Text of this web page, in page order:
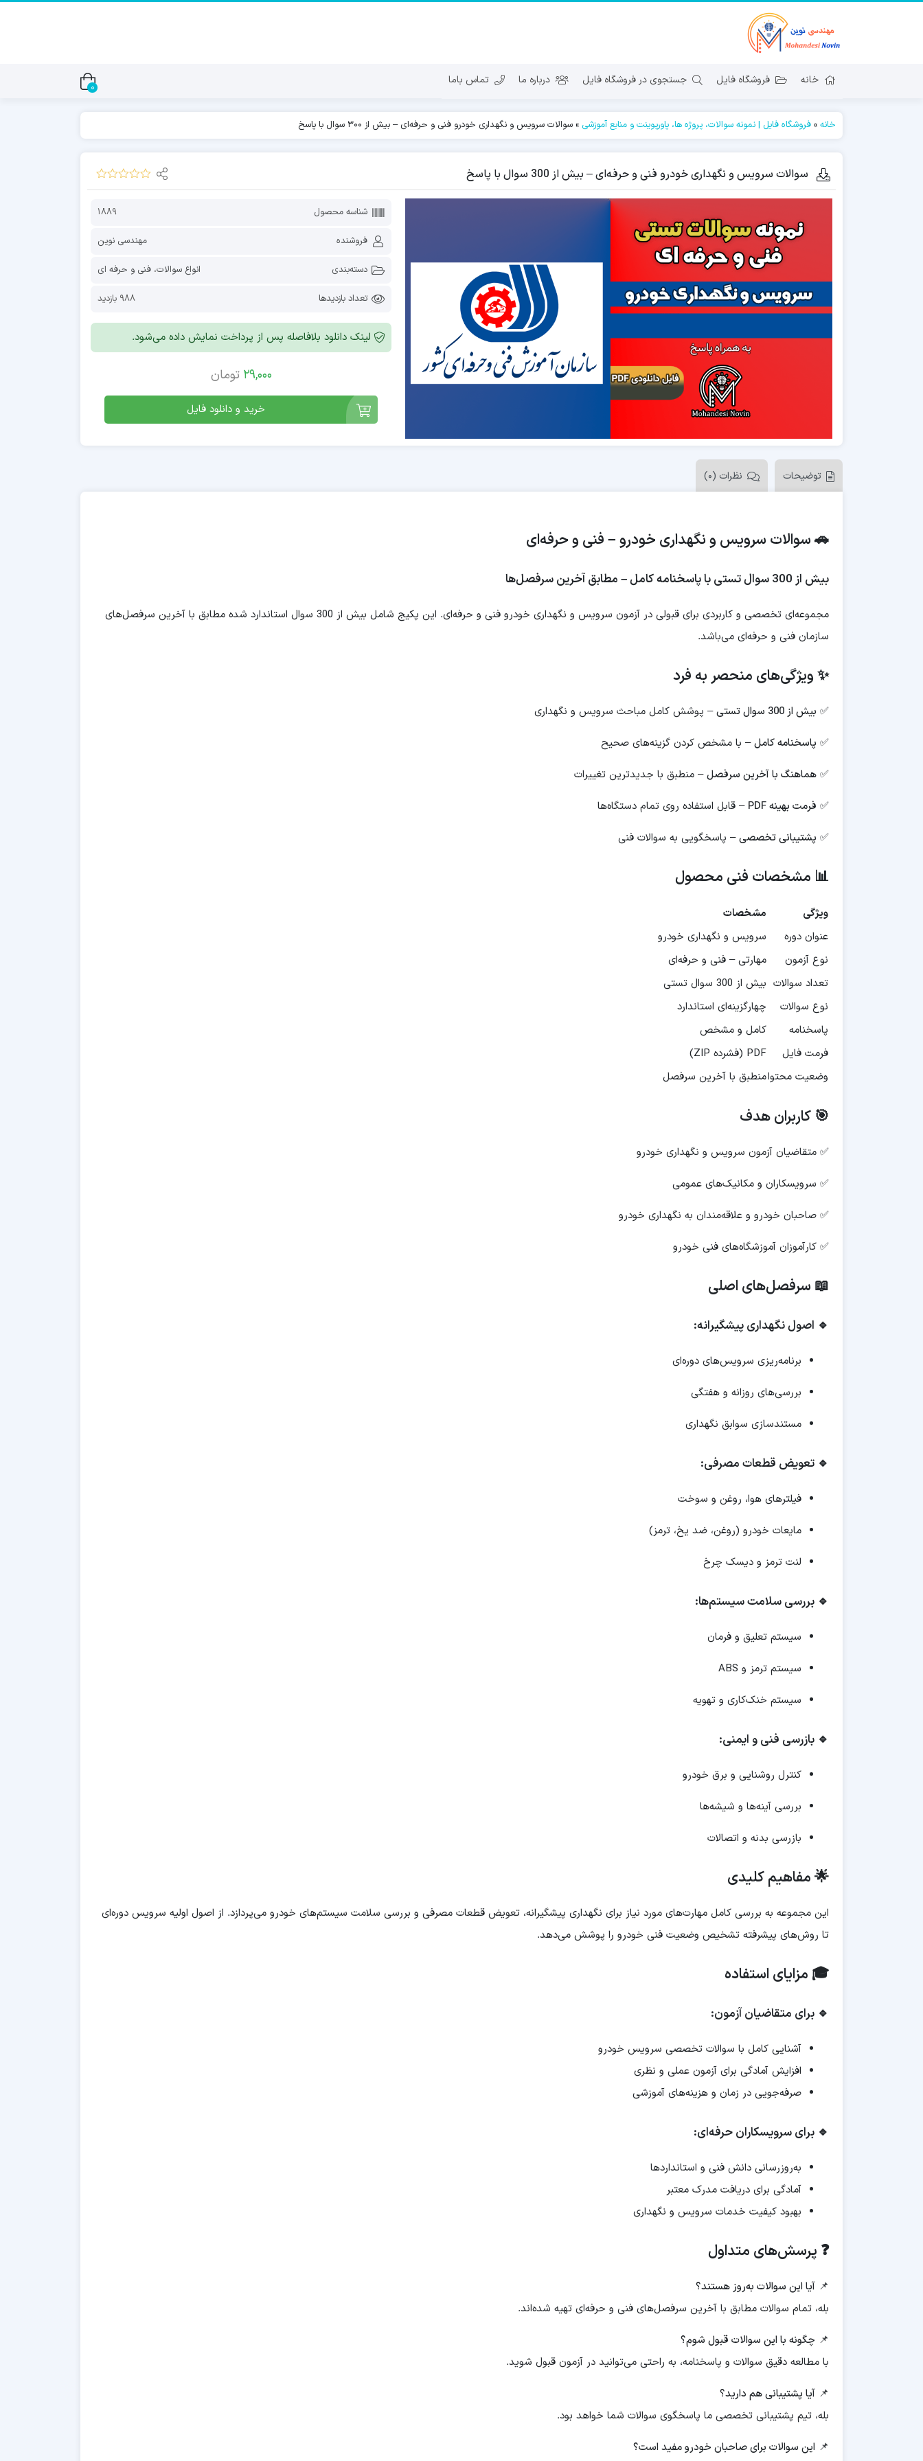
خانه فروشگاه فایل جستجوی در فروشگاه فایل درباره ما تماس باما
0
خانه » فروشگاه فایل | نمونه سوالات، پروژه ها، پاورپوینت و منابع آموزشی » سوالات سرویس و نگهداری خودرو فنی و حرفه‌ای – بیش از 300 سوال با پاسخ
سوالات سرویس و نگهداری خودرو فنی و حرفه‌ای – بیش از 300 سوال با پاسخ
شناسه محصول 1889
فروشنده مهندسی نوین
دسته‌بندی انواع سوالات، فنی و حرفه ای
تعداد بازدیدها 988 بازدید
لینک دانلود بلافاصله پس از پرداخت نمایش داده می‌شود.
29,000 تومان
خرید و دانلود فایل
توضیحات نظرات (0)
🚗 سوالات سرویس و نگهداری خودرو – فنی و حرفه‌ای
بیش از 300 سوال تستی با پاسخنامه کامل – مطابق آخرین سرفصل‌ها
مجموعه‌ای تخصصی و کاربردی برای قبولی در آزمون سرویس و نگهداری خودرو فنی و حرفه‌ای. این پکیج شامل بیش از 300 سوال استاندارد شده مطابق با آخرین سرفصل‌های
سازمان فنی و حرفه‌ای می‌باشد.
✨ ویژگی‌های منحصر به فرد
✅ بیش از 300 سوال تستی
– پوشش کامل مباحث سرویس و نگهداری
✅ پاسخنامه کامل– با مشخص کردن گزینه‌های صحیح
✅ هماهنگ با آخرین سرفصل– منطبق با جدیدترین تغییرات
✅ فرمت بهینه PDF
– قابل استفاده روی تمام دستگاه‌ها
✅ پشتیبانی تخصصی– پاسخگویی به سوالات فنی
📊 مشخصات فنی محصول
ویژگی
مشخصات
عنوان دوره
سرویس و نگهداری خودرو
نوع آزمون
مهارتی – فنی و حرفه‌ای
تعداد سوالات بیش از 300 سوال تستی
نوع سوالات
چهارگزینه‌ای استاندارد
پاسخنامه
کامل و مشخص
فرمت فایل
PDF (فشرده ZIP)
وضعیت محتوامنطبق با آخرین سرفصل
🎯 کاربران هدف
✅ متقاضیان آزمون سرویس و نگهداری خودرو
✅ سرویسکاران و مکانیک‌های عمومی
✅ صاحبان خودرو و علاقه‌مندان به نگهداری خودرو
✅ کارآموزان آموزشگاه‌های فنی خودرو
📖 سرفصل‌های اصلی
🔹 اصول نگهداری پیشگیرانه:
برنامه‌ریزی سرویس‌های دوره‌ای
بررسی‌های روزانه و هفتگی
مستندسازی سوابق نگهداری
🔹 تعویض قطعات مصرفی:
فیلترهای هوا، روغن و سوخت
مایعات خودرو (روغن، ضد یخ، ترمز)
لنت ترمز و دیسک چرخ
🔹 بررسی سلامت سیستم‌ها:
سیستم تعلیق و فرمان
سیستم ترمز و ABS
سیستم خنک‌کاری و تهویه
🔹 بازرسی فنی و ایمنی:
کنترل روشنایی و برق خودرو
بررسی آینه‌ها و شیشه‌ها
بازرسی بدنه و اتصالات
🌟 مفاهیم کلیدی
این مجموعه به بررسی کامل مهارت‌های مورد نیاز برای نگهداری پیشگیرانه، تعویض قطعات مصرفی و بررسی سلامت سیستم‌های خودرو می‌پردازد. از اصول اولیه سرویس دوره‌ای
تا روش‌های پیشرفته تشخیص وضعیت فنی خودرو را پوشش می‌دهد.
🎓 مزایای استفاده
🔹 برای متقاضیان آزمون:
آشنایی کامل با سوالات تخصصی سرویس خودرو
افزایش آمادگی برای آزمون عملی و نظری
صرفه‌جویی در زمان و هزینه‌های آموزشی
🔹 برای سرویسکاران حرفه‌ای:
به‌روزرسانی دانش فنی و استانداردها
آمادگی برای دریافت مدرک معتبر
بهبود کیفیت خدمات سرویس و نگهداری
❓ پرسش‌های متداول
📌 آیا این سوالات به‌روز هستند؟
بله، تمام سوالات مطابق با آخرین سرفصل‌های فنی و حرفه‌ای تهیه شده‌اند.
📌 چگونه با این سوالات قبول شوم؟
با مطالعه دقیق سوالات و پاسخنامه، به راحتی می‌توانید در آزمون قبول شوید.
📌 آیا پشتیبانی هم دارید؟
بله، تیم پشتیبانی تخصصی ما پاسخگوی سوالات شما خواهد بود.
📌 این سوالات برای صاحبان خودرو مفید است؟